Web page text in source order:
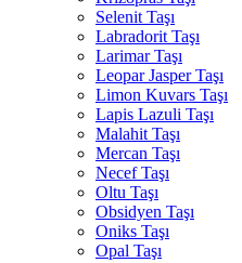
Selenit Taşı
Labradorit Taşı
Larimar Taşı
Leopar Jasper Taşı
Limon Kuvars Taşı
Lapis Lazuli Taşı
Malahit Taşı
Mercan Taşı
Necef Taşı
Oltu Taşı
Obsidyen Taşı
Oniks Taşı
Opal Taşı